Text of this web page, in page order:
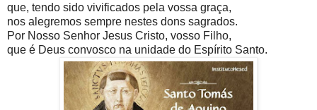
que, tendo sido vivificados pela vossa graça,
nos alegremos sempre nestes dons sagrados.
Por Nosso Senhor Jesus Cristo, vosso Filho,
que é Deus convosco na unidade do Espírito Santo.